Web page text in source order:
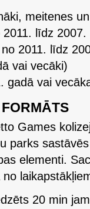
meitenes
līdz 2007.
2011. līdz
vai vecāki)
gadā vai
Games
parks
elementi.
20 min